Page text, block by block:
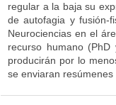
regular a la baja su
de autofagia y fusión-
Neurociencias en el
recurso humano
producirán por lo
se enviaran resúmenes